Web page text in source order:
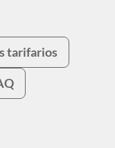
tarifarios